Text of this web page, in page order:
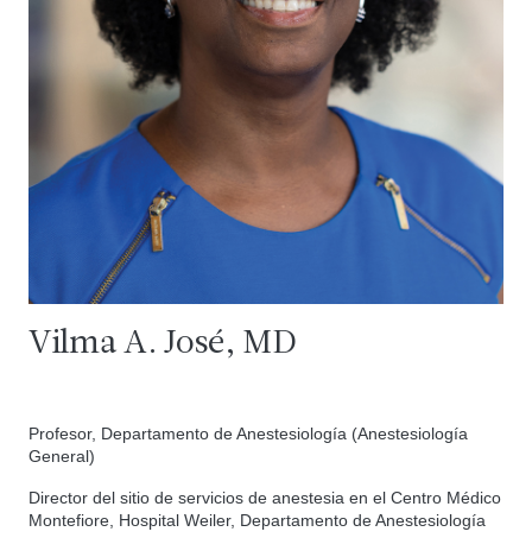
Vilma A. José, MD
Profesor, Departamento de Anestesiología (Anestesiología
General)
Director del sitio de servicios de anestesia en el Centro Médico
Montefiore, Hospital Weiler, Departamento de Anestesiología